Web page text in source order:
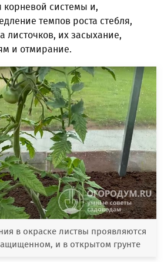
корневой системы и,
темпов роста стебля,
листочков, их засыхание,
и отмирание.
в окраске листвы проявляются
и в открытом грунте